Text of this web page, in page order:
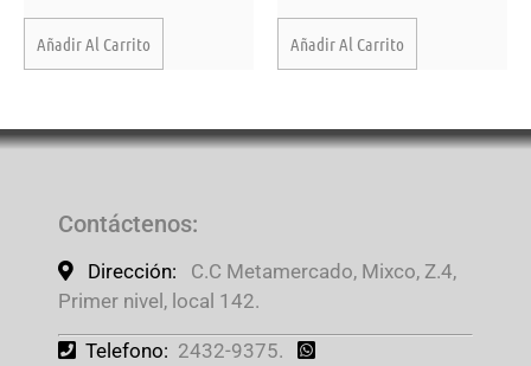
Añadir Al Carrito Añadir Al Carrito
Contáctenos:
Dirección:
C.C Metamercado, Mixco, Z.4,
Primer nivel, local 142.
Telefono: 2432-9375.